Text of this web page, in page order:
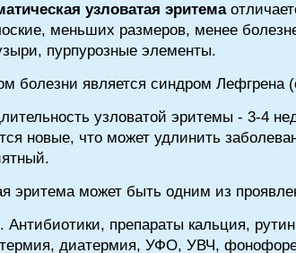
узловатая эритема
меньших размеров, менее
пурпурозные элементы.
болезни является синдром Лефгрена
узловатой эритемы - 3-4
новые, что может удлинить
эритема может быть одним из
. Антибиотики, препараты кальция,
диатермия, УФО, УВЧ,